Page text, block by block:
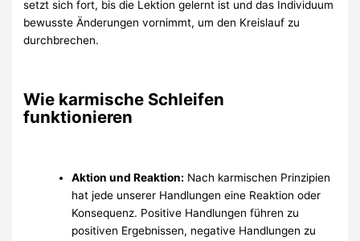
setzt sich fort, bis die Lektion gelernt ist und das Individuum
bewusste Änderungen vornimmt, um den Kreislauf zu
durchbrechen.
Wie karmische Schleifen
funktionieren
Aktion und Reaktion: Nach karmischen Prinzipien
hat jede unserer Handlungen eine Reaktion oder
Konsequenz. Positive Handlungen führen zu
positiven Ergebnissen, negative Handlungen zu